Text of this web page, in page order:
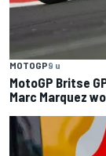
MOTOGP9 u
MotoGP Britse
Marc Marquez